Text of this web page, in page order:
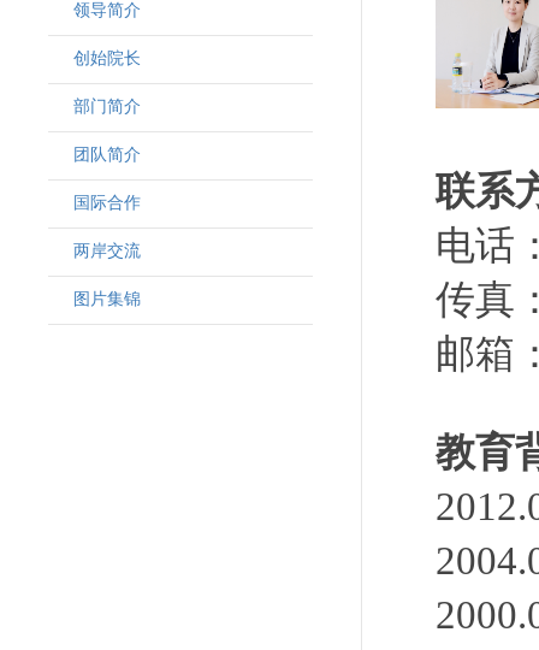
领导简介
· 韩晶磊副院长
· 周勇副院长
· 林勇新副院长
创始院长
部门简介
团队简介
· 客座教授
· 访问学者
国际合作
两岸交流
图片集锦
联系
电话
传真
邮箱
教育